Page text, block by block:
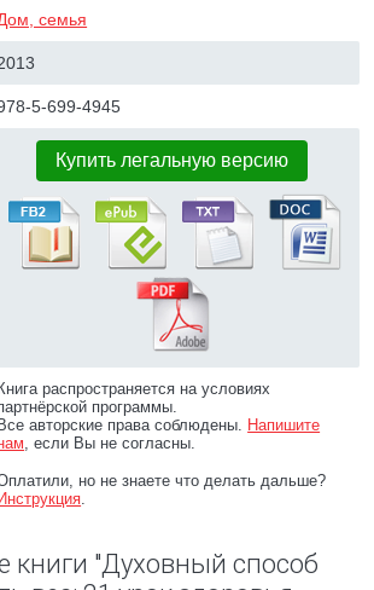
семья
5-699-4945
Купить легальную версию
Книга распространяется на условиях
программы.
Все авторские права соблюдены. Напишите
, если Вы не согласны.
но не знаете что делать дальше?
Инструкция.
книги "Духовный способ